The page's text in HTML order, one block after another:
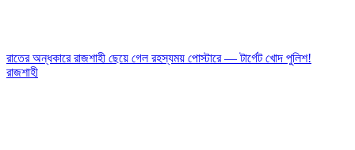
রাতের অন্ধকারে রাজশাহী ছেয়ে গেল রহস্যময় পোস্টারে — টার্গেট খোদ পুলিশ!
রাজশাহী